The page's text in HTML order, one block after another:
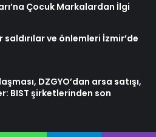
Çocuk Markalardan İlgi
ve önlemleri İzmir’de
DZGYO’dan arsa satışı,
BIST şirketlerinden son